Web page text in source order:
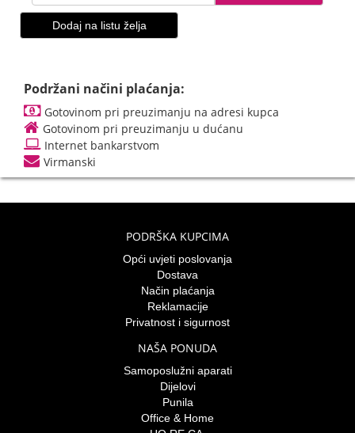
Dodaj na listu želja
Podržani načini plaćanja:
Gotovinom pri preuzimanju na adresi kupca
Gotovinom pri preuzimanju u dućanu
Internet bankarstvom
Virmanski
PODRŠKA KUPCIMA
Opći uvjeti poslovanja
Dostava
Način plaćanja
Reklamacije
Privatnost i sigurnost
NAŠA PONUDA
Samoposlužni aparati
Dijelovi
Punila
Office & Home